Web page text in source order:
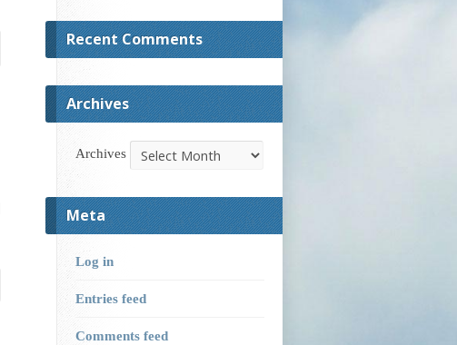
Recent Comments
Archives
Archives
Meta
Log in
Entries feed
Comments feed